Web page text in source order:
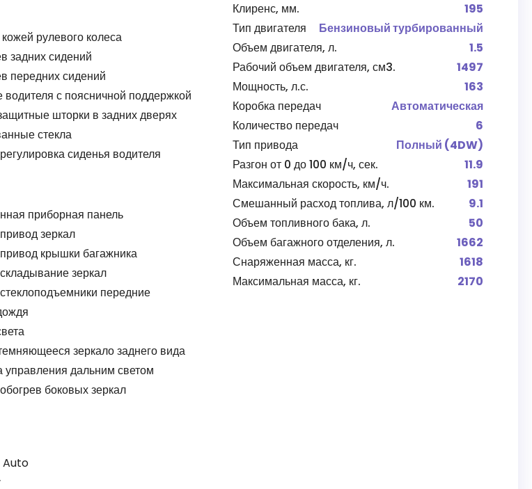
рулевого колеса
задних сидений
передних сидений
с поясничной поддержкой
шторки в задних дверях
стекла
сиденья водителя
приборная панель
зеркал
крышки багажника
зеркал
передние
зеркало заднего вида
управления дальним светом
боковых зеркал
Auto
Клиренс, мм.
195
Тип двигателя
Бензиновый турбированный
Объем двигателя, л.
1.5
Рабочий объем двигателя, см3.
1497
Мощность, л.с.
163
Коробка передач
Автоматическая
Количество передач
6
Тип привода
Полный (4DW)
Разгон от 0 до 100 км/ч, сек.
11.9
Максимальная скорость, км/ч.
191
Смешанный расход топлива, л/100 км.
9.1
Объем топливного бака, л.
50
Объем багажного отделения, л.
1662
Снаряженная масса, кг.
1618
Максимальная масса, кг.
2170